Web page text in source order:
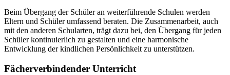
Beim Übergang der Schüler an weiterführende Schulen werden
Eltern und Schüler umfassend beraten. Die Zusammenarbeit, auch
mit den anderen Schularten, trägt dazu bei, den Übergang für jeden
Schüler kontinuierlich zu gestalten und eine harmonische
Entwicklung der kindlichen Persönlichkeit zu unterstützen.
Fächerverbindender Unterricht